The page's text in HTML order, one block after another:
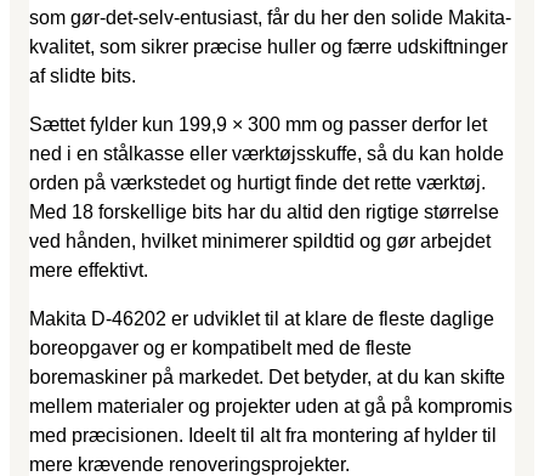
som gør-det-selv-entusiast, får du her den solide Makita-
kvalitet, som sikrer præcise huller og færre udskiftninger
af slidte bits.
Sættet fylder kun 199,9 × 300 mm og passer derfor let
ned i en stålkasse eller værktøjsskuffe, så du kan holde
orden på værkstedet og hurtigt finde det rette værktøj.
Med 18 forskellige bits har du altid den rigtige størrelse
ved hånden, hvilket minimerer spildtid og gør arbejdet
mere effektivt.
Makita D-46202 er udviklet til at klare de fleste daglige
boreopgaver og er kompatibelt med de fleste
boremaskiner på markedet. Det betyder, at du kan skifte
mellem materialer og projekter uden at gå på kompromis
med præcisionen. Ideelt til alt fra montering af hylder til
mere krævende renoveringsprojekter.